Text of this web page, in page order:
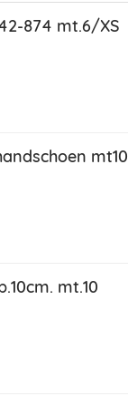
874 mt.6/XS
mt10
mt.10